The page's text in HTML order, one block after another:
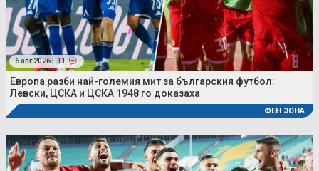
6 авг 2026 | 11
Европа разби най-големия мит за българския футбол:
Левски, ЦСКА и ЦСКА 1948 го доказаха
ФЕН ЗОНА